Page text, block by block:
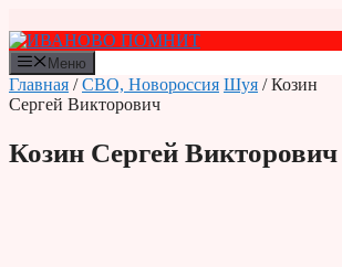
к
содержимому
Меню
Главная /СВО, Новороссия Шуя / Козин
Сергей Викторович
Козин Сергей Викторович